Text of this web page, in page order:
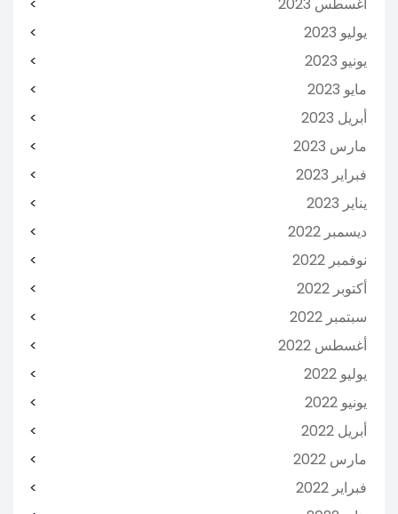
يوليو 2023
يونيو 2023
مايو 2023
أبريل 2023
مارس 2023
فبراير 2023
يناير 2023
ديسمبر 2022
نوفمبر 2022
أكتوبر 2022
سبتمبر 2022
أغسطس 2022
يوليو 2022
يونيو 2022
أبريل 2022
مارس 2022
فبراير 2022